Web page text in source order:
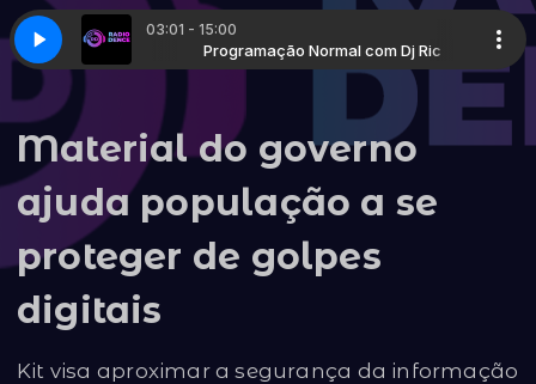
03:01 - 15:00
com Dj Ric Programação Normal com Dj Ric
(Alesso) MASSA David Guetta - Titanium (Alesso) MASSA
Material do governo
ajuda população a se
proteger de golpes
digitais
Kit visa aproximar a segurança da informação